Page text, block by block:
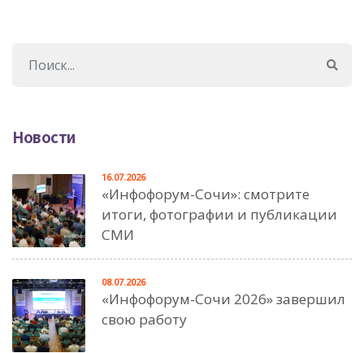
Новости
«Инфофорум-Сочи»: смотрите
итоги, фотографии и публикации
СМИ
16.07.2026
«Инфофорум-Сочи 2026» завершил
свою работу
08.07.2026